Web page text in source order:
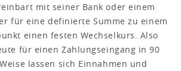
mit seiner Bank oder einem
für eine definierte Summe zu einem
einen festen Wechselkurs. Also
für einen Zahlungseingang in 90
lassen sich Einnahmen und